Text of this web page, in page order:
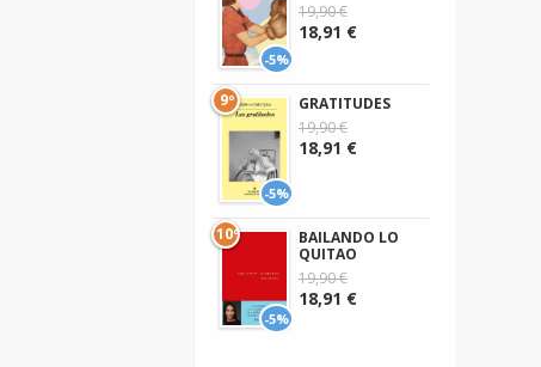
-5%
19,90 €
18,91 €
-5%
9º
GRATITUDES
19,90 €
18,91 €
-5%
10º
BAILANDO LO
QUITAO
19,90 €
18,91 €